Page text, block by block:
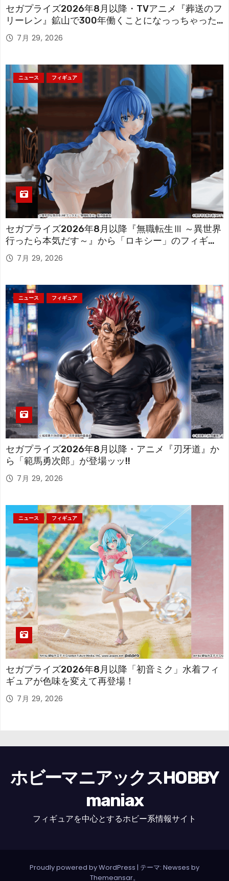
セガプライズ2026年8月以降・TVアニメ『葬送のフ
リーレン』鉱山で300年働くことになっっちゃった
「フリーレン」を立体化！
7月 29, 2026
ニュース フィギュア
セガプライズ2026年8月以降『無職転生Ⅲ ～異世界
行ったら本気だす～』から「ロキシー」のフィギュ
アが登場！
7月 29, 2026
ニュース フィギュア
セガプライズ2026年8月以降・アニメ『刃牙道』か
ら「範馬勇次郎」が登場ッッ!!
7月 29, 2026
ニュース フィギュア
セガプライズ2026年8月以降「初音ミク」水着フィ
ギュアが色味を変えて再登場！
7月 29, 2026
ホビーマニアックスHOBBY
maniax
フィギュアを中心とするホビー系情報サイト
Proudly powered by WordPress | テーマ: Newses by
Themeansar。